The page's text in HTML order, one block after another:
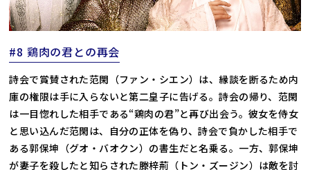
#8 鶏肉の君との再会
詩会で賞賛された范閑（ファン・シエン）は、縁談を断るため内
庫の権限は手に入らないと第二皇子に告げる。詩会の帰り、范閑
は一目惚れした相手である“鶏肉の君”と再び出会う。彼女を侍女
と思い込んだ范閑は、自分の正体を偽り、詩会で負かした相手で
ある郭保坤（グオ・バオクン）の書生だと名乗る。一方、郭保坤
が妻子を殺したと知らされた滕梓荊（トン・ズージン）は敵を討